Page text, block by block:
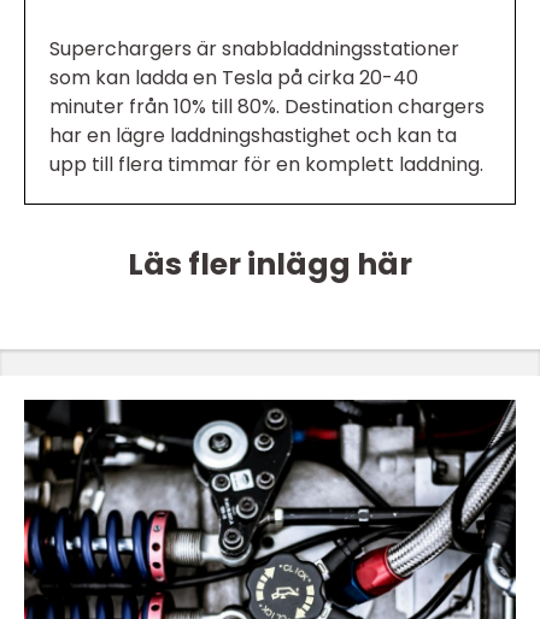
Superchargers är snabbladdningsstationer
som kan ladda en Tesla på cirka 20-40
minuter från 10% till 80%. Destination chargers
har en lägre laddningshastighet och kan ta
upp till flera timmar för en komplett laddning.
Läs fler inlägg här